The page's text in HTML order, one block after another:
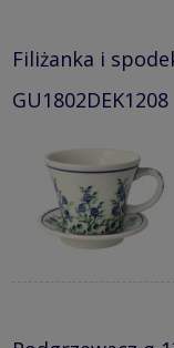
Filiżanka i
GU1802DEK1208